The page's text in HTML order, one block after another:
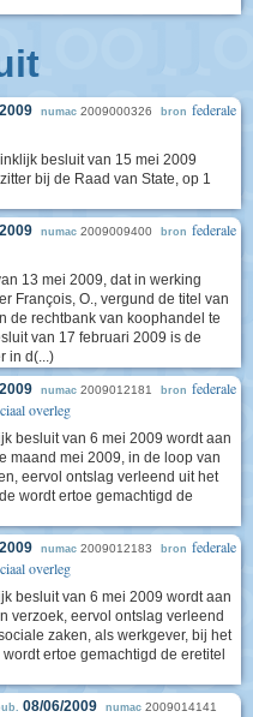
numac 2009000326 bron federale
besluit van 15 mei 2009
bij de Raad van State, op 1
numac 2009009400 bron federale
13 mei 2009, dat in werking
François, O., vergund de titel van
de rechtbank van koophandel te
van 17 februari 2009 is de
in d(...)
numac 2009012181 bron federale
overleg
besluit van 6 mei 2009 wordt aan
maand mei 2009, in de loop van
eervol ontslag verleend uit het
wordt ertoe gemachtigd de
numac 2009012183 bron federale
overleg
besluit van 6 mei 2009 wordt aan
verzoek, eervol ontslag verleend
zaken, als werkgever, bij het
ertoe gemachtigd de eretitel
08/06/2009 numac 2009014141